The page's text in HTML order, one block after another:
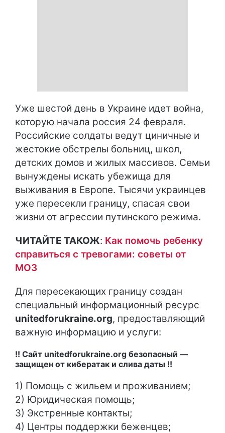
Уже шестой день в Украине идет война,
которую начала россия 24 февраля.
Российские солдаты ведут циничные и
жестокие обстрелы больниц, школ,
детских домов и жилых массивов. Семьи
вынуждены искать убежища для
выживания в Европе. Тысячи украинцев
уже пересекли границу, спасая свои
жизни от агрессии путинского режима.
ЧИТАЙТЕ ТАКОЖ: Как помочь ребенку
справиться с тревогами: советы от
МОЗ
Для пересекающих границу создан
специальный информационный ресурс
unitedforukraine.org, предоставляющий
важную информацию и услуги:
!! Сайт unitedforukraine.org безопасный —
защищен от кибератак и слива даты !!
1) Помощь с жильем и проживанием;
2) Юридическая помощь;
3) Экстренные контакты;
4) Центры поддержки беженцев;